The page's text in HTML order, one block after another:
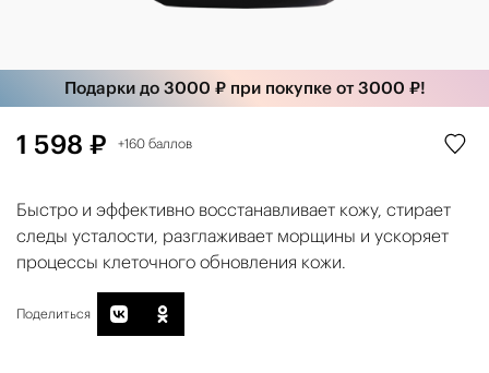
Подарки до 3000 ₽ при покупке от 3000 ₽!
Быстро и эффективно восстанавливает кожу, стирает
следы усталости, разглаживает морщины и ускоряет
процессы клеточного обновления кожи.
+160 баллов
1 598 ₽
Поделиться